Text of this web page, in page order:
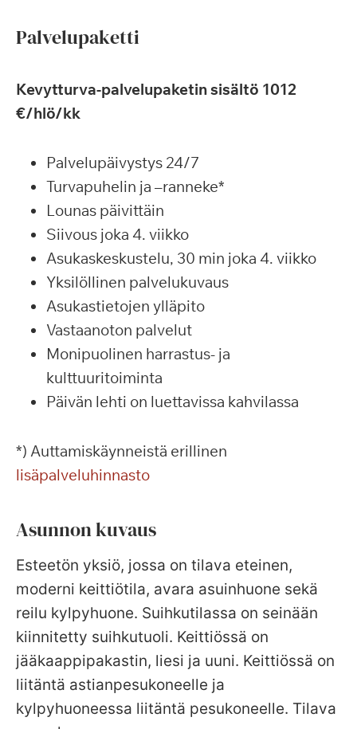
Palvelupaketti
Kevytturva-palvelupaketin sisältö 1012
€/hlö/kk
Palvelupäivystys 24/7
Turvapuhelin ja –ranneke*
Lounas päivittäin
Siivous joka 4. viikko
Asukaskeskustelu, 30 min joka 4. viikko
Yksilöllinen palvelukuvaus
Asukastietojen ylläpito
Vastaanoton palvelut
Monipuolinen harrastus- ja
kulttuuritoiminta
Päivän lehti on luettavissa kahvilassa
*) Auttamiskäynneistä erillinen
lisäpalveluhinnasto
Asunnon kuvaus
Esteetön yksiö, jossa on tilava eteinen,
moderni keittiötila, avara asuinhuone sekä
reilu kylpyhuone. Suihkutilassa on seinään
kiinnitetty suihkutuoli. Keittiössä on
jääkaappipakastin, liesi ja uuni. Keittiössä on
liitäntä astianpesukoneelle ja
kylpyhuoneessa liitäntä pesukoneelle. Tilava